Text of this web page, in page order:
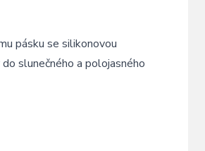
pásku se silikonovou
slunečného a polojasného